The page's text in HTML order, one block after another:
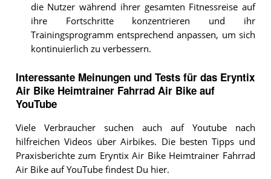
die Nutzer während ihrer gesamten Fitnessreise auf
ihre Fortschritte konzentrieren und ihr
Trainingsprogramm entsprechend anpassen, um sich
kontinuierlich zu verbessern.
Interessante Meinungen und Tests für das Eryntix
Air Bike Heimtrainer Fahrrad Air Bike auf
YouTube
Viele Verbraucher suchen auch auf Youtube nach
hilfreichen Videos über Airbikes. Die besten Tipps und
Praxisberichte zum Eryntix Air Bike Heimtrainer Fahrrad
Air Bike auf YouTube findest Du hier.